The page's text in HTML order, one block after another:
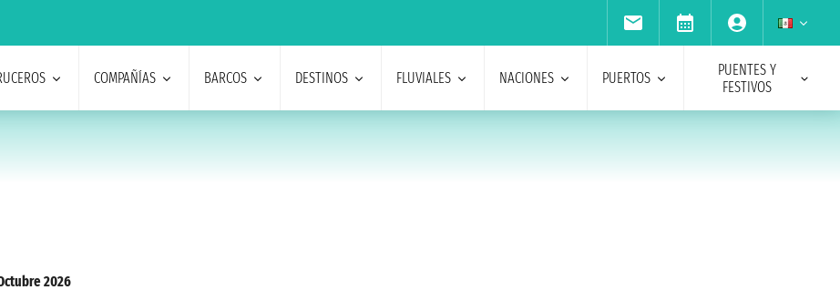
COMPAÑÍAS BARCOS DESTINOS FLUVIALES NACIONES PUERTOS
PUENTES Y
FESTIVOS
2026